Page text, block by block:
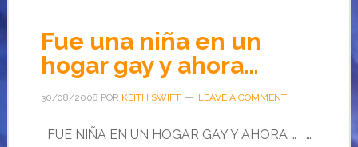
Fue una niña en un
hogar gay y ahora…
30/08/2008 POR KEITH SWIFT LEAVE A COMMENT
FUE NIÑA EN UN HOGAR GAY Y AHORA … …